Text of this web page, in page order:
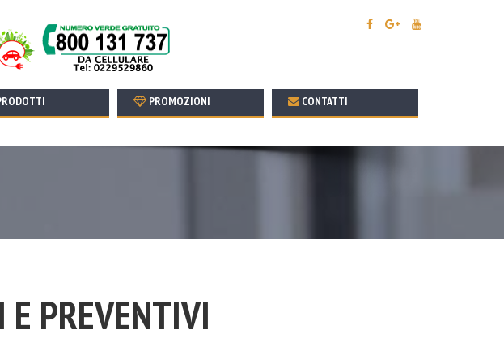
PROMOZIONI CONTATTI
E PREVENTIVI